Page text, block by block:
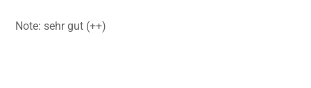
Note: sehr gut (++)